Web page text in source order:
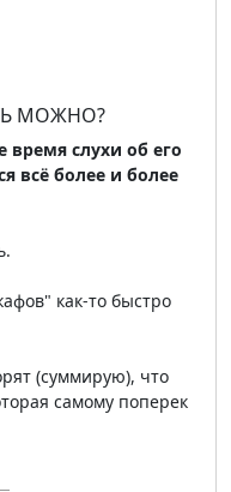
МОЖНО?
время слухи об его
всё более и более
как-то быстро
(суммирую), что
самому поперек